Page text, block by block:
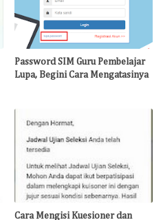
Password SIM Guru Pembelajar
Lupa, Begini Cara Mengatasinya
Cara Mengisi Kuesioner dan